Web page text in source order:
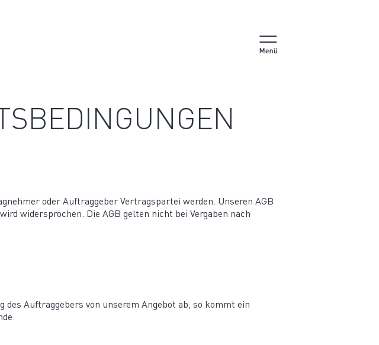
oder Auftrag­geber Vertrags­partei werden. Unseren AGB
wider­sprochen. Die AGB gelten nicht bei Vergaben nach
Auftrag­gebers von unserem Angebot ab, so kommt ein